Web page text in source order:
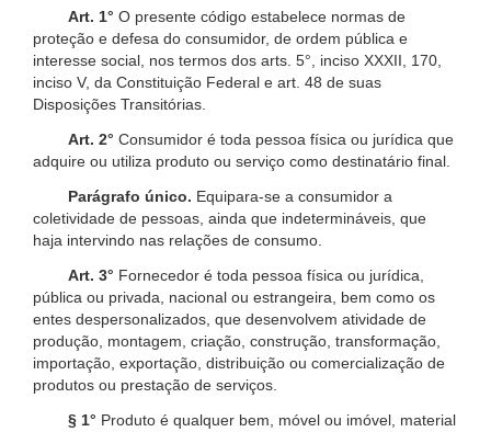
Art. 1° O presente código estabelece normas de
proteção e defesa do consumidor, de ordem pública e
interesse social, nos termos dos arts. 5°, inciso XXXII, 170,
inciso V, da Constituição Federal e art. 48 de suas
Disposições Transitórias.
Art. 2° Consumidor é toda pessoa física ou jurídica que
adquire ou utiliza produto ou serviço como destinatário final.
Parágrafo único. Equipara-se a consumidor a
coletividade de pessoas, ainda que indetermináveis, que
haja intervindo nas relações de consumo.
Art. 3° Fornecedor é toda pessoa física ou jurídica,
pública ou privada, nacional ou estrangeira, bem como os
entes despersonalizados, que desenvolvem atividade de
produção, montagem, criação, construção, transformação,
importação, exportação, distribuição ou comercialização de
produtos ou prestação de serviços.
§ 1° Produto é qualquer bem, móvel ou imóvel, material